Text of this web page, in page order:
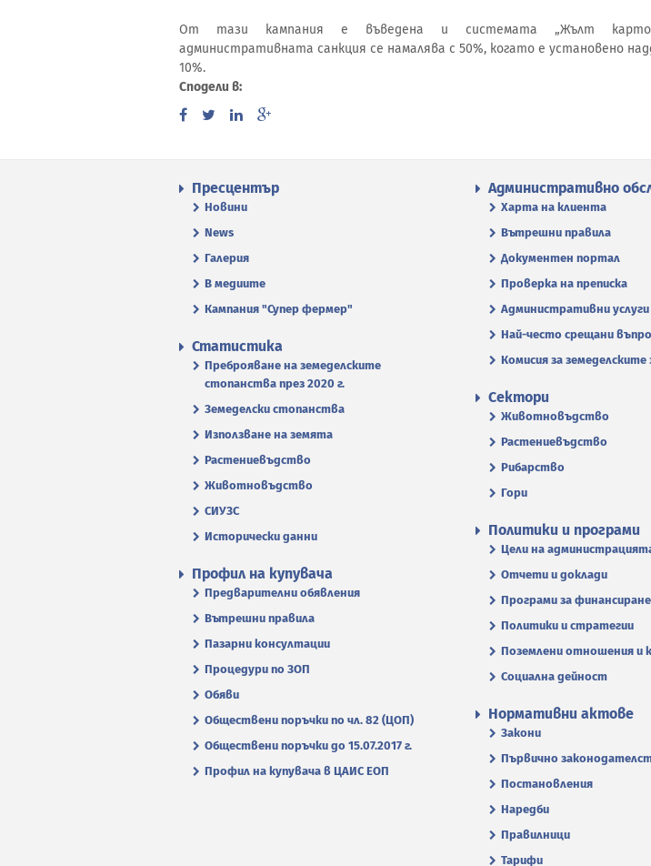
От тази кампания е въведена и системата „Жълт
административната санкция се намалява с 50%, когато е установено
10%.
Сподели в:
Пресцентър
Новини
News
Галерия
В медиите
Кампания "Супер фермер"
Административно
Харта на клиента
Вътрешни правила
Документен портал
Проверка на преписка
Административни услуги
Най-често срещани
Комисия за земеделските
Статистика
Преброяване на земеделските
стопанства през 2020 г.
Земеделски стопанства
Използване на земята
Растениевъдство
Животновъдство
СИУЗС
Исторически данни
Сектори
Животновъдство
Растениевъдство
Рибарство
Гори
Политики и програми
Цели на
Отчети и доклади
Програми за финансиране
Политики и стратегии
Поземлени отношения и
Социална дейност
Профил на купувача
Предварителни обявления
Вътрешни правила
Пазарни консултации
Процедури по ЗОП
Обяви
Обществени поръчки по чл. 82 (ЦОП)
Обществени поръчки до 15.07.2017 г.
Профил на купувача в ЦАИС ЕОП
Нормативни актове
Закони
Първично
Постановления
Наредби
Правилници
Тарифи